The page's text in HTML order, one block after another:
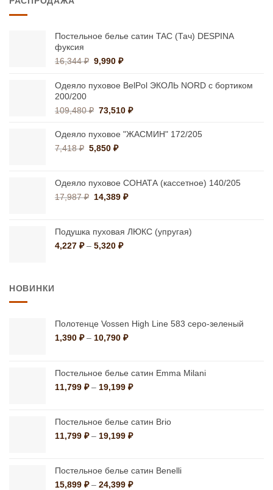
Постельное белье сатин TAC (Тач) DESPINA
фуксия
16,344₽ Первоначальная
составляла
9,990₽Текущая
9,990 ₽.
Одеяло пуховое BelPol ЭКОЛЬ NORD с бортиком
200/200
109,480₽ Первоначальная
составляла
109,480 ₽.
73,510₽Текущая
73,510 ₽.
Одеяло пуховое "ЖАСМИН" 172/205
7,418₽ Первоначальная
7,418 ₽.
5,850₽Текущая
Одеяло пуховое СОНАТА (кассетное) 140/205
17,987₽ Первоначальная
17,987 ₽.
14,389₽Текущая
Подушка пуховая ЛЮКС (упругая)
4,227 ₽ – 5,320 ₽Диапазон
НОВИНКИ
Полотенце Vossen High Line 583 серо-зеленый
1,390 ₽ – 10,790 ₽Диапазон
–
10,790 ₽
Постельное белье сатин Emma Milani
11,799 ₽ – 19,199 ₽Диапазон
–
19,199 ₽
Постельное белье сатин Brio
11,799 ₽ – 19,199 ₽Диапазон
–
19,199 ₽
Постельное белье сатин Benelli
15,899 ₽ – 24,399 ₽Диапазон